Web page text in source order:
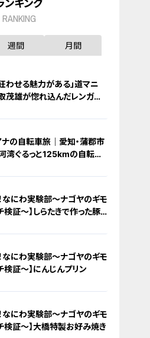
ンキング
RANKING
週間 月間
わせる魅力がある」道マニ
茂雄が惚れ込んだレンガの
の自転車旅｜愛知・蒲郡市
湾ぐるっと125kmの自転車
！なにわ実験部～ナゴヤのギモ
検証～】しらたきで作った豚
！なにわ実験部～ナゴヤのギモ
検証～】にんじんプリン
！なにわ実験部～ナゴヤのギモ
検証～】大橋特製お好み焼き